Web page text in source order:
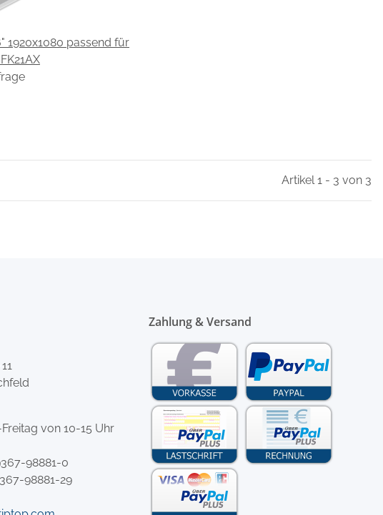
1920x1080 passend für
Artikel 1 - 3 von 3
von 10-15 Uhr
98881-0
98881-29
Zahlung & Versand